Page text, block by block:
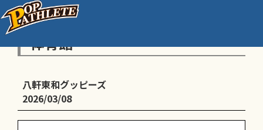
8:30〜11:30 練習@琴似中央小
体育館
八軒東和グッピーズ
2026/03/08